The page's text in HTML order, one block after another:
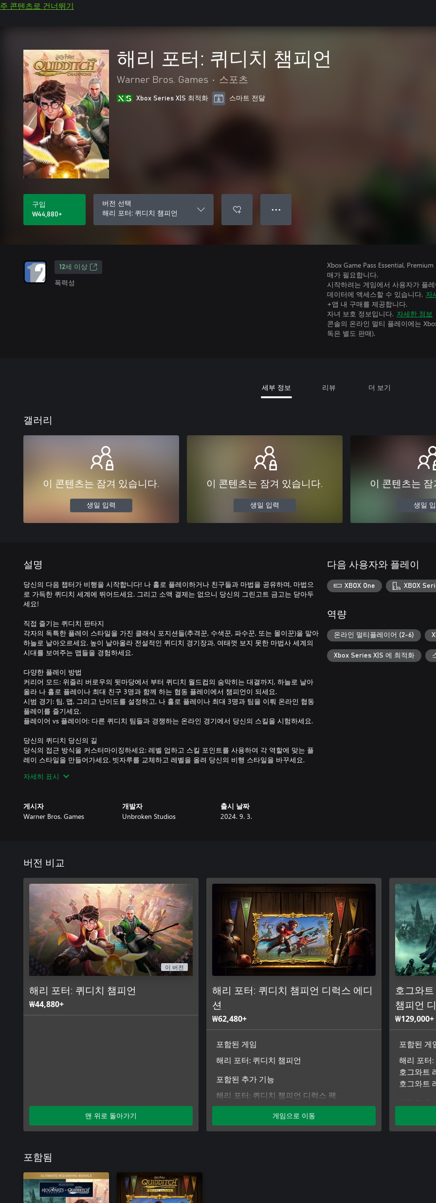
주 콘텐츠로 건너뛰기
해리 포터: 퀴디치 챔피언
Warner Bros. Games • 스포츠
Xbox Series X|S 최적화 스마트 전달
구입
₩44,880+
버전 선택
해리 포터: 퀴디치 챔피언
● ● ●
12세 이상
폭력성
Xbox Game Pass Essential,
매가 필요합니다.
시작하려는 게임에서 사용자가 플
데이터에 액세스할 수 있습니다. 자
+앱 내 구매를 제공합니다.
자녀 보호 정보입니다. 자세한 정보
콘솔의 온라인 멀티 플레이에는
독은 별도 판매).
세부 정보 리뷰 더 보기
갤러리
이 콘텐츠는 잠겨 있습니다.
생일 입력
이 콘텐츠는 잠겨 있습니다.
생일 입력
이 콘텐츠는 잠
생일
설명
당신의 다음 챕터가 비행을 시작합니다! 나 홀로 플레이하거나 친구들과 마법을 공유하며, 마법으
로 가득한 퀴디치 세계에 뛰어드세요. 그리고 소액 결제는 없으니 당신의 그린고트 금고는 닫아두
세요!
직접 즐기는 퀴디치 판타지
각자의 독특한 플레이 스타일을 가진 클래식 포지션들(추격꾼, 수색꾼, 파수꾼, 또는 몰이꾼)을 맡아
하늘로 날아오르세요. 높이 날아올라 전설적인 퀴디치 경기장과, 여태껏 보지 못한 마법사 세계의
시대를 보여주는 맵들을 경험하세요.
다양한 플레이 방법
커리어 모드: 위즐리 버로우의 뒷마당에서 부터 퀴디치 월드컵의 숨막히는 대결까지, 하늘로 날아
올라 나 홀로 플레이나 최대 친구 3명과 함께 하는 협동 플레이에서 챔피언이 되세요.
시범 경기: 팀, 맵, 그리고 난이도를 설정하고, 나 홀로 플레이나 최대 3명과 팀을 이뤄 온라인 협동
플레이를 즐기세요.
플레이어 vs 플레이어: 다른 퀴디치 팀들과 경쟁하는 온라인 경기에서 당신의 스킬을 시험하세요.
당신의 퀴디치 당신의 길
당식의 접근 방식을 커스터마이징하세요: 레벨 업하고 스킬 포인트를 사용하여 각 역할에 맞는 플
레이 스타일을 만들어가세요. 빗자루를 교체하고 레벨을 올려 당신의 비행 스타일을 바꾸세요.
터 디자인을 통해 당신의 게임 속 성격을 표현하세요.
자세히 표시
게시자
Warner Bros. Games
개발자
Unbroken Studios
출시 날짜
2024. 9. 3.
다음 사용자와 플레이
XBOX One XBOX
역량
온라인 멀티플레이어 (2-6)
Xbox Series X|S 에 최적화
버전 비교
이 버전
해리 포터: 퀴디치 챔피언
₩44,880+
맨 위로 돌아가기
해리 포터: 퀴디치 챔피언 디럭스 에디
션
₩62,480+
포함된 게임
해리 포터: 퀴디치 챔피언
포함된 추가 기능
해리 포터: 퀴디치 챔피언 디럭스 팩
게임으로 이동
호그와트
챔피언
₩129,000+
포함된 게
해리 포터:
호그와트
호그와트
해리 포
호그와트
포함됨